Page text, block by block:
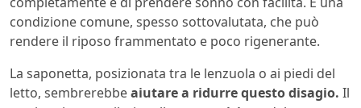
condizione comune, spesso sottovalutata, che può
rendere il riposo frammentato e poco rigenerante.
La saponetta, posizionata tra le lenzuola o ai piedi del
letto, sembrerebbeaiutare a ridurre questo disagio. Il